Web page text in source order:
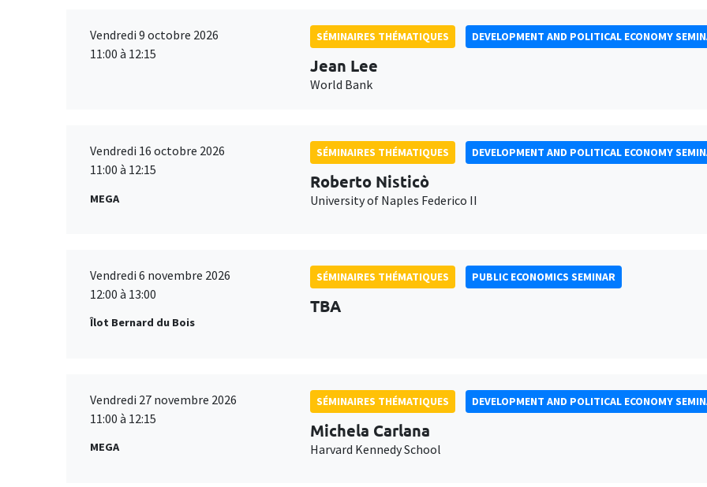
Vendredi 9 octobre 2026
11:00 à 12:15
SÉMINAIRES THÉMATIQUES DEVELOPMENT AND POLITICAL ECONOMY
Jean Lee
World Bank
Vendredi 16 octobre 2026
11:00 à 12:15
MEGA
SÉMINAIRES THÉMATIQUES DEVELOPMENT AND POLITICAL ECONOMY
Roberto Nisticò
University of Naples Federico II
Vendredi 6 novembre 2026
12:00 à 13:00
Îlot Bernard du Bois
SÉMINAIRES THÉMATIQUES PUBLIC ECONOMICS SEMINAR
TBA
Vendredi 27 novembre 2026
11:00 à 12:15
MEGA
SÉMINAIRES THÉMATIQUES DEVELOPMENT AND POLITICAL ECONOMY
Michela Carlana
Harvard Kennedy School